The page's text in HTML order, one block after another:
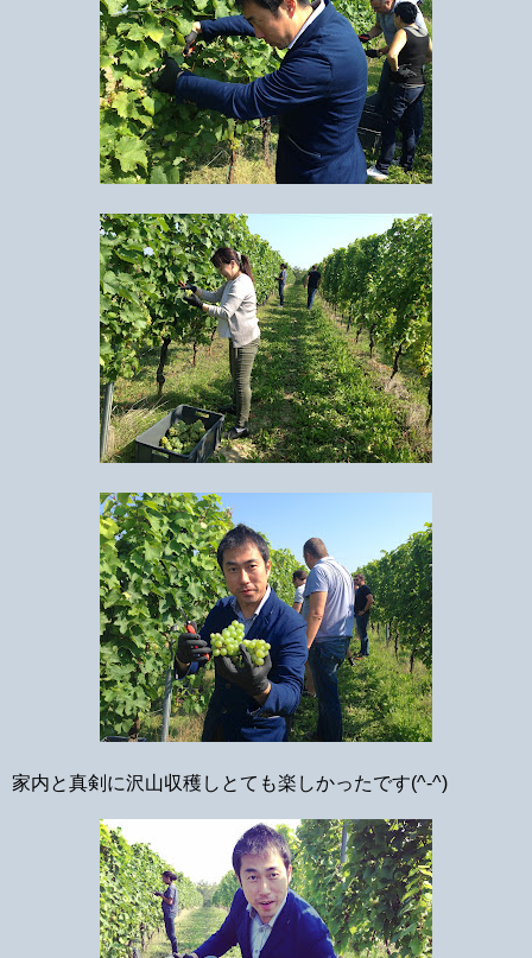
家内と真剣に沢山収穫しとても楽しかったです(^-^)